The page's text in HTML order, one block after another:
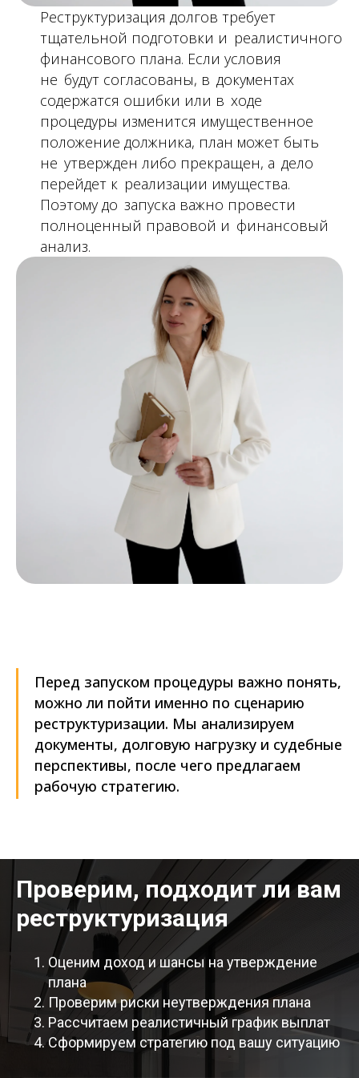
Реструктуризация долгов требует
тщательной подготовки и реалистичного
финансового плана. Если условия
не будут согласованы, в документах
содержатся ошибки или в ходе
процедуры изменится имущественное
положение должника, план может быть
не утвержден либо прекращен, а дело
перейдет к реализации имущества.
Поэтому до запуска важно провести
полноценный правовой и финансовый
анализ.
Перед запуском процедуры важно понять,
можно ли пойти именно по сценарию
реструктуризации. Мы анализируем
документы, долговую нагрузку и судебные
перспективы, после чего предлагаем
рабочую стратегию.
Проверим, подходит ли вам
реструктуризация
Оценим доход и шансы на утверждение
плана
Проверим риски неутверждения плана
Рассчитаем реалистичный график выплат
Сформируем стратегию под вашу ситуацию